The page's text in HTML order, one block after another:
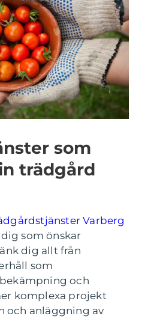
som
trädgård
Varberg
som önskar
dig allt från
som
och
komplexa projekt
och anläggning av